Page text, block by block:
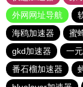
外网网址导航
海鸥加速器
蜜
gkd加速器
一
番石榴加速器